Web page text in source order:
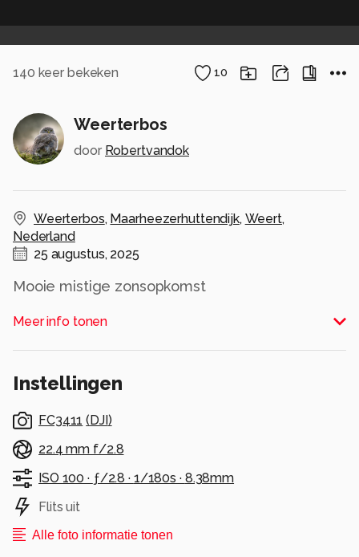
140 keer bekeken 10
Weerterbos
door Robertvandok
Weerterbos, Maarheezerhuttendijk, Weert,
Nederland
25 augustus, 2025
Mooie mistige zonsopkomst
Alle rechten voorbehouden
Meer info tonen
Instellingen
FC3411 ( DJI )
22.4 mm f/2.8
ISO 100 · ƒ/2.8 · 1/180s · 8.38mm
Flits uit
Alle foto informatie tonen